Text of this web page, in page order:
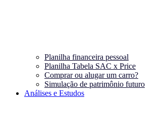
Planilha financeira pessoal
Planilha Tabela SAC x Price
Comprar ou alugar um carro?
Simulação de patrimônio futuro
Análises e Estudos